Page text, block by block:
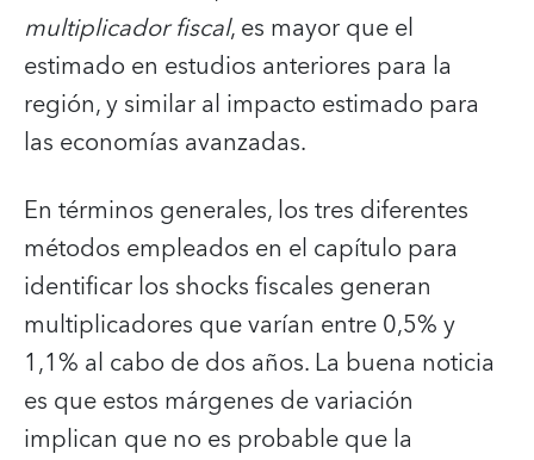
multiplicador fiscal, es mayor que el
estimado en estudios anteriores para la
región, y similar al impacto estimado para
las economías avanzadas.
En términos generales, los tres diferentes
métodos empleados en el capítulo para
identificar los shocks fiscales generan
multiplicadores que varían entre 0,5% y
1,1% al cabo de dos años. La buena noticia
es que estos márgenes de variación
implican que no es probable que la